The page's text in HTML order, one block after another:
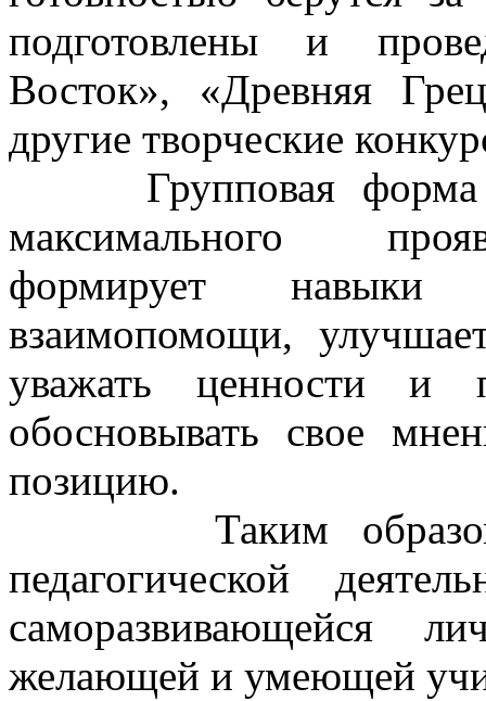
подготовлены и
Восток», «Древняя
другие творческие
Групповая форма
максимального
формирует навыки
взаимопомощи,
уважать ценности и
обосновывать свое
позицию.
Таким образом,
педагогической
саморазвивающейся
желающей и умеющей